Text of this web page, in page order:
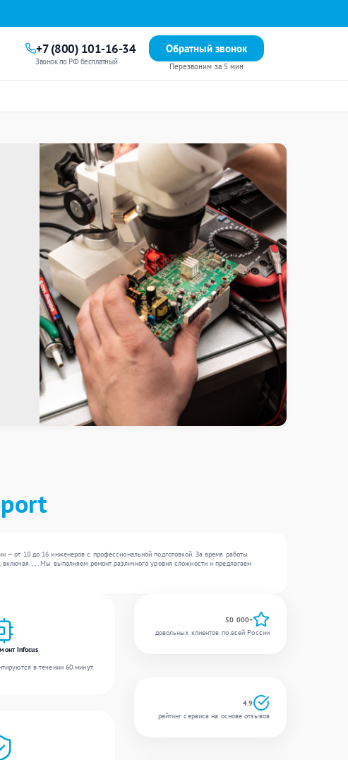
+7 (800) 101-16-34
Звонок по РФ бесплатный
Обратный звонок
Перезвоним за 5 мин
от 10 до 16 инженеров с профессиональной подготовкой. За время работы
, , . Мы выполняем ремонт различного уровня сложности и предлагаем
Infocus
в течении 60 минут.
50 000+
довольных клиентов по всей России
4.9
рейтинг сервиса на основе отзывов